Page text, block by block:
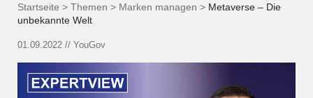
Startseite > Themen > Marken managen > Metaverse – Die
unbekannte Welt
01.09.2022 // YouGov